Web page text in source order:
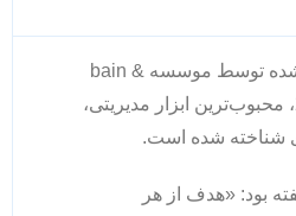
مطابق با پژوهش انجام شده توسط موسسه bain &
company در سال 2013، محبوب‌ترین ابزار مدیریتی،
شناخته شده است.
بود: «هدف از هر